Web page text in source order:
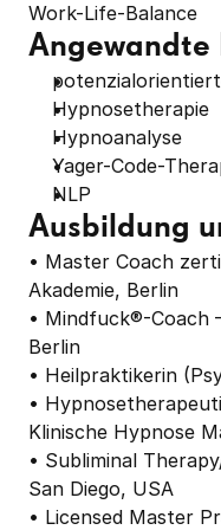
Work-Life-Balance
Angewandte
Hypnosetherapie
Hypnoanalyse
Yager-Code-
NLP
Ausbildung
• Master Coach
Akademie, Berlin
• Mindfuck®-Coach
Berlin
• Heilpraktikerin
•
Klinische Hypnose
• Subliminal
San Diego, USA
• Licensed Master